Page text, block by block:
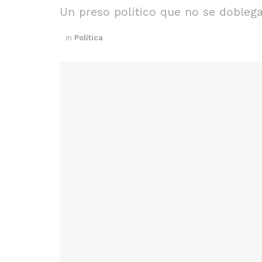
Un preso político que no se
in Política